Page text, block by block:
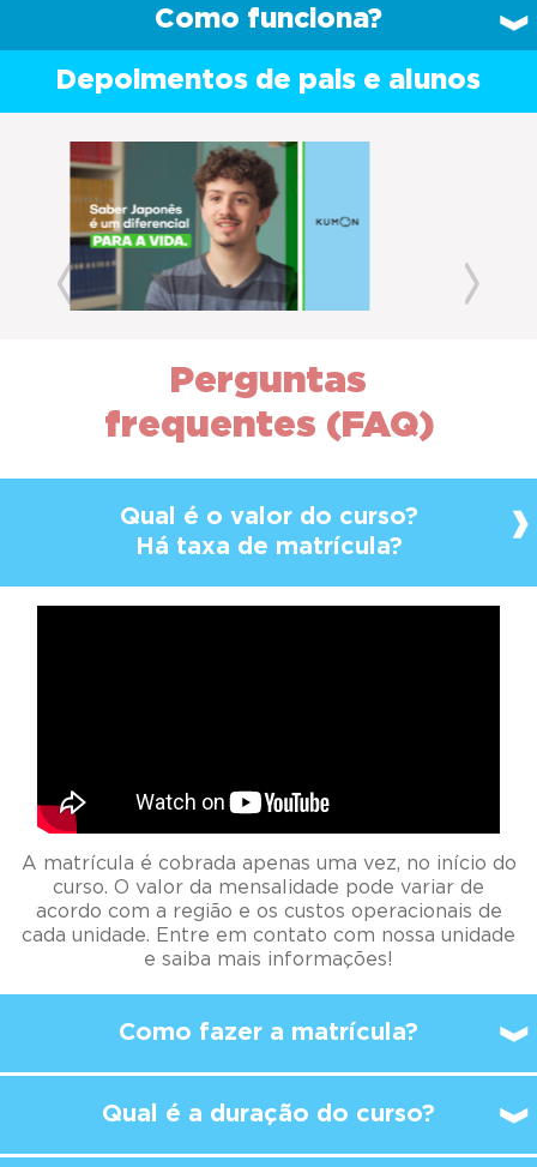
Como funciona?
Depoimentos de pais e alunos
Previous
Perguntas
frequentes (FAQ)
Qual é o valor do curso?
Há taxa de matrícula?
cada unidade. Entre em contato com nossa unidade
e saiba mais informações!
Como fazer a matrícula?
Qual é a duração do curso?
possívelcomeçar a
estudar no Kumon?